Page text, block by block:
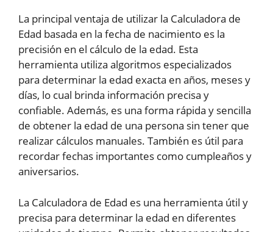
La principal ventaja de utilizar la Calculadora de
Edad basada en la fecha de nacimiento es la
precisión en el cálculo de la edad. Esta
herramienta utiliza algoritmos especializados
para determinar la edad exacta en años, meses y
días, lo cual brinda información precisa y
confiable. Además, es una forma rápida y sencilla
de obtener la edad de una persona sin tener que
realizar cálculos manuales. También es útil para
recordar fechas importantes como cumpleaños y
aniversarios.
La Calculadora de Edad es una herramienta útil y
precisa para determinar la edad en diferentes